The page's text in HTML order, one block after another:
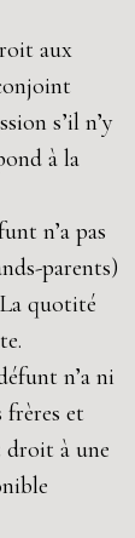
aux
s’il n’y
à la
n’a pas
parents)
quotité
n’a ni
frères et
droit à une